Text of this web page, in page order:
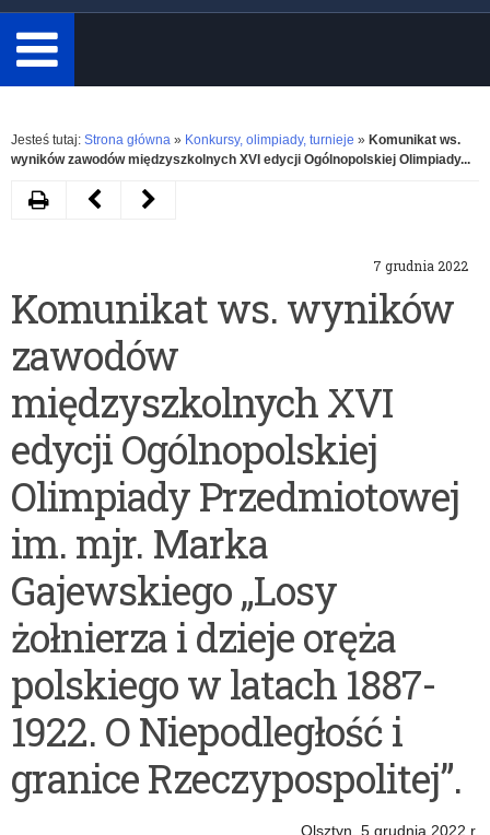
minimum
3
znaki.
Rozwiń
Jesteś tutaj: Strona główna » Konkursy, olimpiady, turnieje » Komunikat ws.
wyników zawodów międzyszkolnych XVI edycji Ogólnopolskiej Olimpiady...
7 grudnia 2022
Komunikat ws. wyników
zawodów
międzyszkolnych XVI
edycji Ogólnopolskiej
Olimpiady Przedmiotowej
im. mjr. Marka
Gajewskiego „Losy
żołnierza i dzieje oręża
polskiego w latach 1887-
1922. O Niepodległość i
granice Rzeczypospolitej”.
Olsztyn, 5 grudnia 2022 r.
DrukujNastępny
fotograficzny
Selfie+
Poprzedni
Ogólnopolskie
Igrzyska
Optyczne